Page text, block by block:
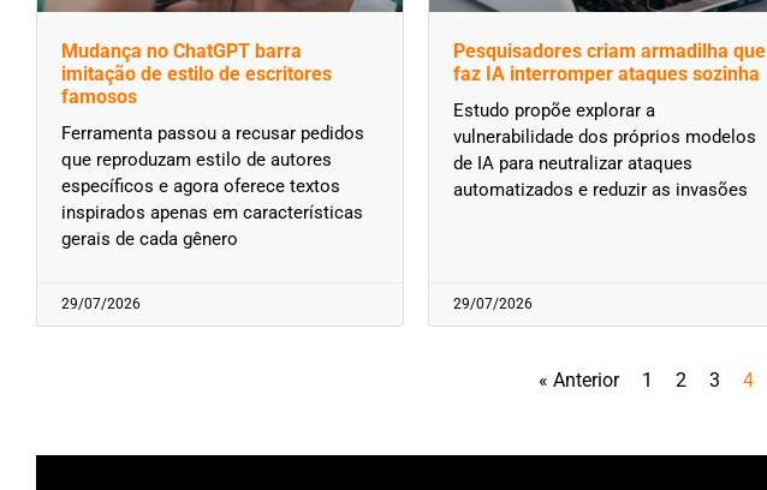
Mudança no ChatGPT barra
imitação de estilo de escritores
famosos
Ferramenta passou a recusar pedidos
que reproduzam estilo de autores
específicos e agora oferece textos
inspirados apenas em características
gerais de cada gênero
29/07/2026
Pesquisadores criam armadilha que
faz IA interromper ataques sozinha
Estudo propõe explorar a
vulnerabilidade dos próprios modelos
de IA para neutralizar ataques
automatizados e reduzir as invasões
29/07/2026
« Anterior 1 2 3 4